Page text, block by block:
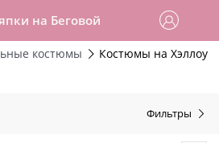
на Беговой
костюмы Костюмы на
Фильтры